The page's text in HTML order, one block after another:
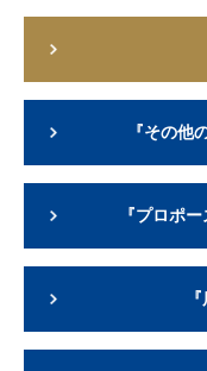
『その他
『プロポ